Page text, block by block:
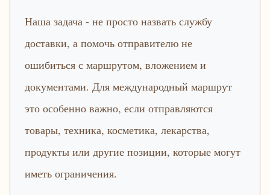
Наша задача - не просто назвать службу
доставки, а помочь отправителю не
ошибиться с маршрутом, вложением и
документами. Для международный маршрут
это особенно важно, если отправляются
товары, техника, косметика, лекарства,
продукты или другие позиции, которые могут
иметь ограничения.